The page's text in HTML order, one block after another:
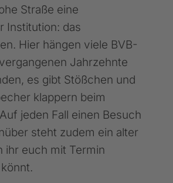
Straße eine
Institution: das
Hier hängen viele BVB-
Jahrzehnte
es gibt Stößchen und
klappern beim
jeden Fall einen Besuch
steht zudem ein alter
ihr euch mit Termin